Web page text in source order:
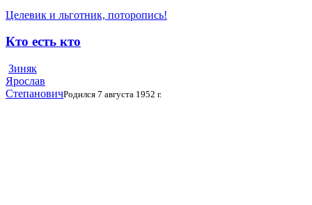
Целевик и льготник, поторопись!
Кто есть кто
Зиняк
Ярослав
СтепановичРодился 7 августа 1952 г.